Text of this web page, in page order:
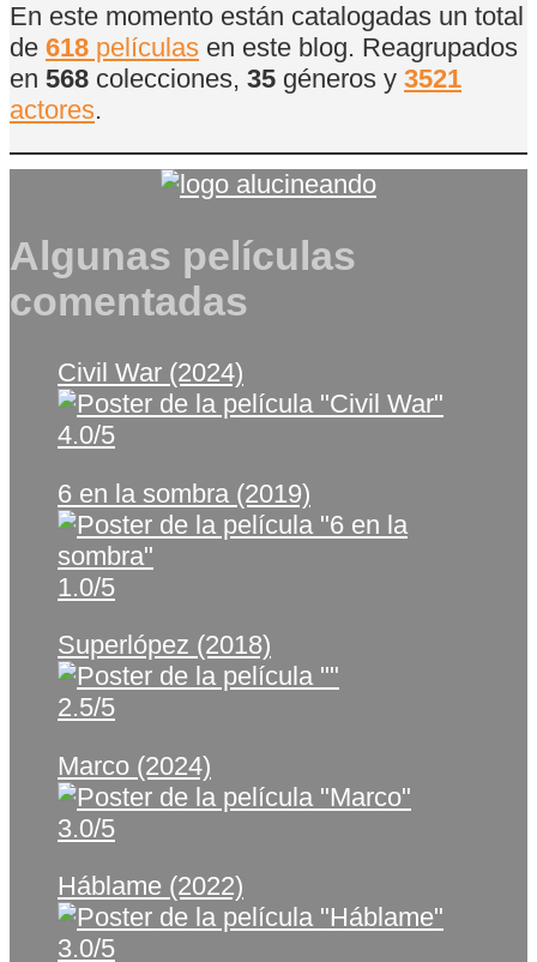
En este momento están catalogadas un total
de 618 películas en este blog. Reagrupados
en 568 colecciones, 35 géneros y 3521
actores.
Algunas películas
comentadas
Civil War (2024)
4.0/5
6 en la sombra (2019)
1.0/5
Superlópez (2018)
2.5/5
Marco (2024)
3.0/5
Háblame (2022)
3.0/5